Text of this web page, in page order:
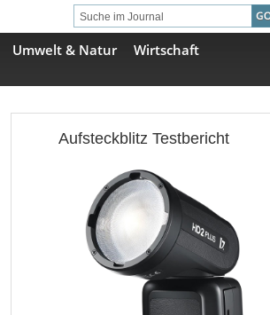
Umwelt & Natur
Wirtschaft
Aufsteckblitz Testbericht